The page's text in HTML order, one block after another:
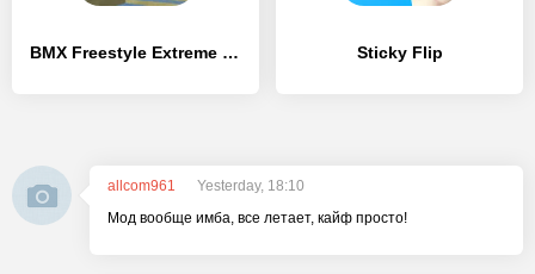
BMX Freestyle Extreme 3D Sticky Flip
allcom961
Yesterday, 18:10
Мод вообще имба, все летает, кайф просто!